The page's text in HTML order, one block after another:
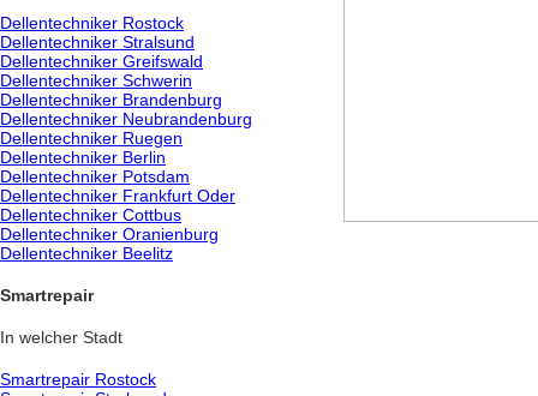
Dellentechniker Rostock
Dellentechniker Stralsund
Dellentechniker Greifswald
Dellentechniker Schwerin
Dellentechniker Brandenburg
Dellentechniker Neubrandenburg
Dellentechniker Ruegen
Dellentechniker Berlin
Dellentechniker Potsdam
Dellentechniker Frankfurt Oder
Dellentechniker Cottbus
Dellentechniker Oranienburg
Dellentechniker Beelitz
Smartrepair
In welcher Stadt
Smartrepair Rostock